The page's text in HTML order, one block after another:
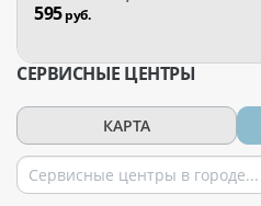
595руб.
СЕРВИСНЫЕ ЦЕНТРЫ
КАРТА